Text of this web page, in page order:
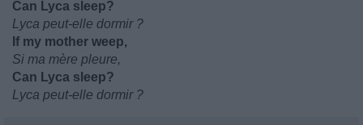
Can Lyca sleep?
Lyca peut-elle dormir ?
If my mother weep,
Si ma mère pleure,
Can Lyca sleep?
Lyca peut-elle dormir ?